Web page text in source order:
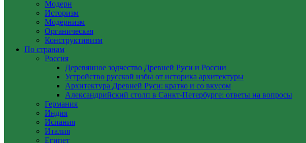
Модерн
Историзм
Модернизм
Органическая
Конструктивизм
По странам
Россия
Деревянное зодчество Древней Руси и России
Устройство русской избы от историка архитектуры
Архитектура Древней Руси: кратко и со вкусом
Александрийский столп в Санкт-Петербурге: ответы на вопросы
Германия
Индия
Испания
Италия
Египет